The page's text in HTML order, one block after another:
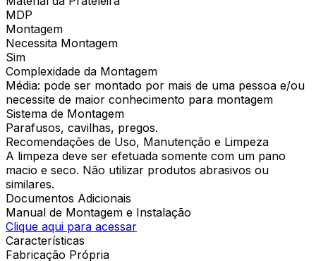
MDP
Montagem
Necessita Montagem
Sim
Complexidade da Montagem
Média: pode ser montado por mais de uma pessoa e/ou
necessite de maior conhecimento para montagem
Sistema de Montagem
Parafusos, cavilhas, pregos.
Recomendações de Uso, Manutenção e Limpeza
A limpeza deve ser efetuada somente com um pano
macio e seco. Não utilizar produtos abrasivos ou
similares.
Documentos Adicionais
Manual de Montagem e Instalação
Clique aqui para acessar
Características
Fabricação Própria